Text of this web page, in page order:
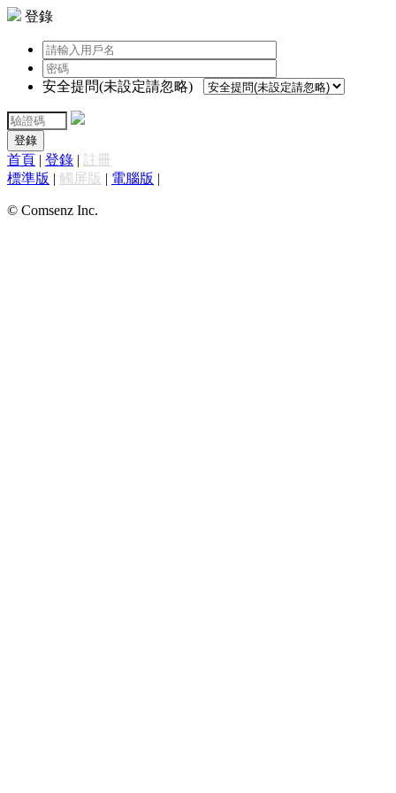
登錄
安全提問(未設定請忽略)
登錄
首頁 | 登錄 | 註冊
標準版 | 觸屏版 | 電腦版 |
© Comsenz Inc.